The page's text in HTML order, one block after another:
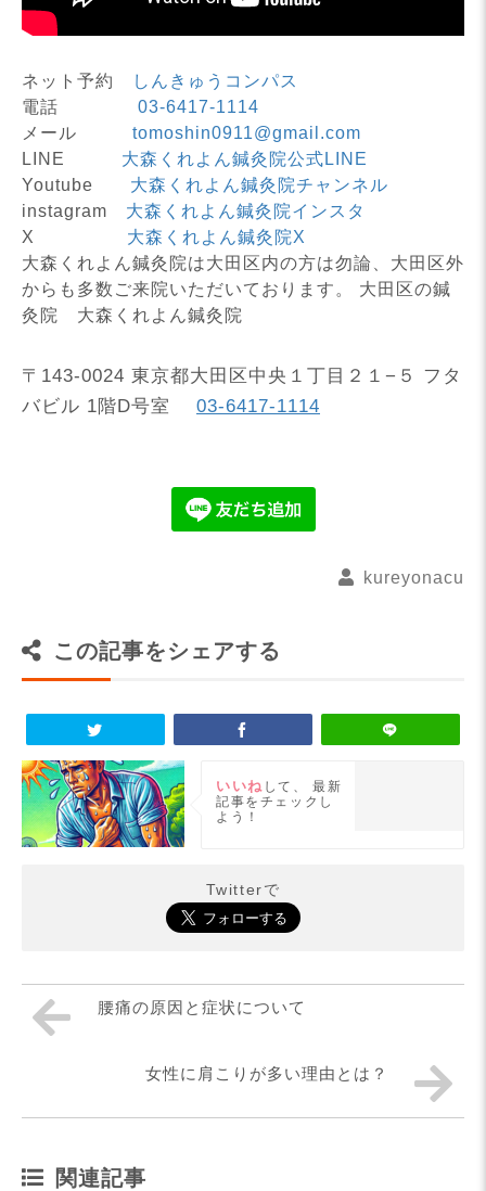
ネット予約
しんきゅうコンパス
電話
03-6417-1114
メール tomoshin0911@gmail.com
LINE 大森くれよん鍼灸院公式LINE
Youtube 大森くれよん鍼灸院チャンネル
instagram 大森くれよん鍼灸院インスタ
X 大森くれよん鍼灸院X
大森くれよん鍼灸院は大田区内の方は勿論、大田区外
からも多数ご来院いただいております。 大田区の鍼
灸院 大森くれよん鍼灸院
〒143-0024 東京都大田区中央１丁目２１−５ フタ
バビル 1階D号室
03-6417-1114
kureyonacu
この記事をシェアする
いいね して、
最新
記事をチェックし
よう！
Twitterで
腰痛の原因と症状について
女性に肩こりが多い理由とは？
関連記事